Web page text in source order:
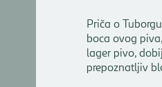
Priča o
boca ovog
lager pivo,
prepoznatljiv